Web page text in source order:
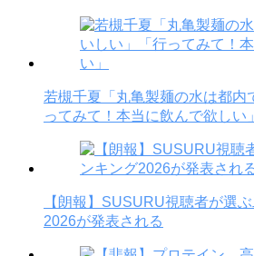
若槻千夏「丸亀製麺の水は都内
ってみて！本当に飲んで欲しい」
【朗報】SUSURU視聴者が選
2026が発表される